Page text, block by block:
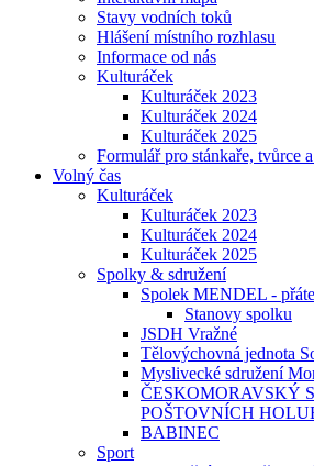
Stavy vodních toků
Hlášení místního rozhlasu
Informace od nás
Kulturáček
Kulturáček 2023
Kulturáček 2024
Kulturáček 2025
Formulář pro stánkaře, tvůrce
Volný čas
Kulturáček
Kulturáček 2023
Kulturáček 2024
Kulturáček 2025
Spolky & sdružení
Spolek MENDEL -
Stanovy spolku
JSDH Vražné
Tělovýchovná jednota
Myslivecké sdružení
ČESKOMORAVSKÝ
POŠTOVNÍCH
BABINEC
Sport